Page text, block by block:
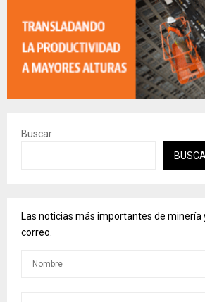
Buscar
Las noticias más importantes de minería
correo.